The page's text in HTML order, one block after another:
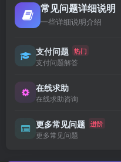
常见问题详细说明
一些详细说明介绍
支付问题 热门
支付问题解答
在线求助
在线求助咨询
更多常见问题 进阶
更多常见问题